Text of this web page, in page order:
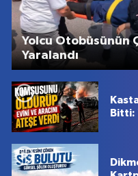
Yolcu Otobüsünün
Yaralandı
Bitti: